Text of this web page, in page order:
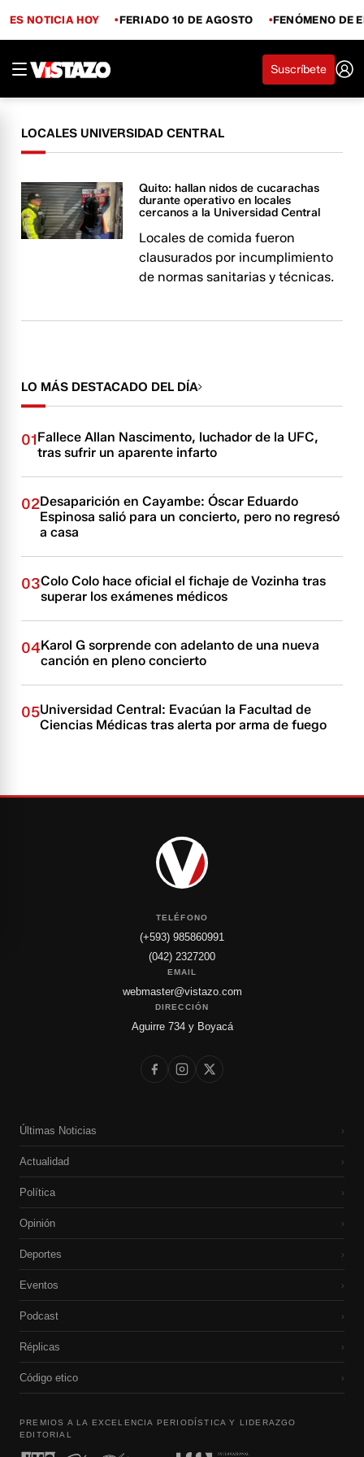
ES NOTICIA HOY FERIADO 10 DE AGOSTO FENÓMENO DE
Suscríbete
LOCALES UNIVERSIDAD CENTRAL
Quito: hallan nidos de cucarachas
durante operativo en locales
cercanos a la Universidad Central
Locales de comida fueron
clausurados por incumplimiento
de normas sanitarias y técnicas.
LO MÁS DESTACADO DEL DÍA
01Fallece Allan Nascimento, luchador de la UFC,
tras sufrir un aparente infarto
02Desaparición en Cayambe: Óscar Eduardo
Espinosa salió para un concierto, pero no regresó
a casa
03Colo Colo hace oficial el fichaje de Vozinha tras
superar los exámenes médicos
04Karol G sorprende con adelanto de una nueva
canción en pleno concierto
05Universidad Central: Evacúan la Facultad de
Ciencias Médicas tras alerta por arma de fuego
TELÉFONO
(+593) 985860991
(042) 2327200
EMAIL
webmaster@vistazo.com
DIRECCIÓN
Aguirre 734 y Boyacá
Últimas Noticias ›
Actualidad ›
Política ›
Opinión ›
Deportes ›
Eventos ›
Podcast ›
Réplicas ›
Código etico ›
PREMIOS A LA EXCELENCIA PERIODÍSTICA Y LIDERAZGO
EDITORIAL